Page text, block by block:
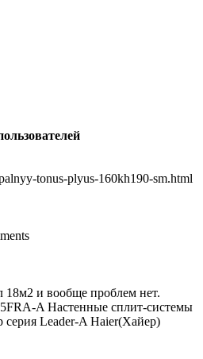
tonus-plyus-160kh190-sm.html
18м2 и вообще проблем нет.
A Настенные сплит-системы
Leader-A Haier(Хайер)